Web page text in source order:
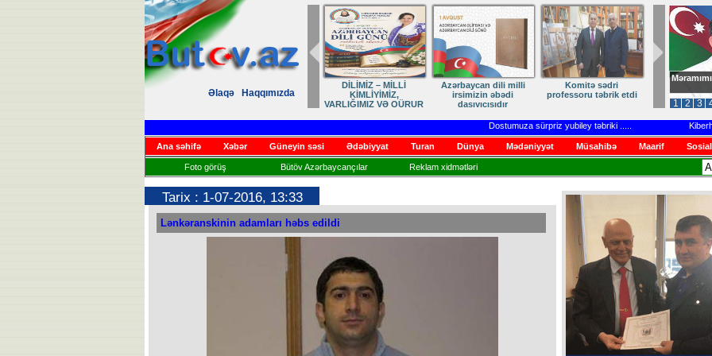
Əlaqə
Haqqımızda
1 2 3
DİLİMİZ – MİLLİ
KİMLİYİMİZ,
VARLIĞIMIZ VƏ QÜRUR
Azərbaycan dili milli
irsimizin əbədi
daşıyıcısıdır
Komitə sədri
professoru təbrik etdi
Dostumuza sürpriz yubiley təbriki.....
Ana səhifə Xəbər Güneyin səsi Ədəbiyyat Turan Dünya Mədəniyyət Müsahibə Maarif
Foto görüş Bütöv Azərbaycançılar Reklam xidmətləri
Tarix : 1-07-2016, 13:33
Lənkəranskinin adamları həbs edildi